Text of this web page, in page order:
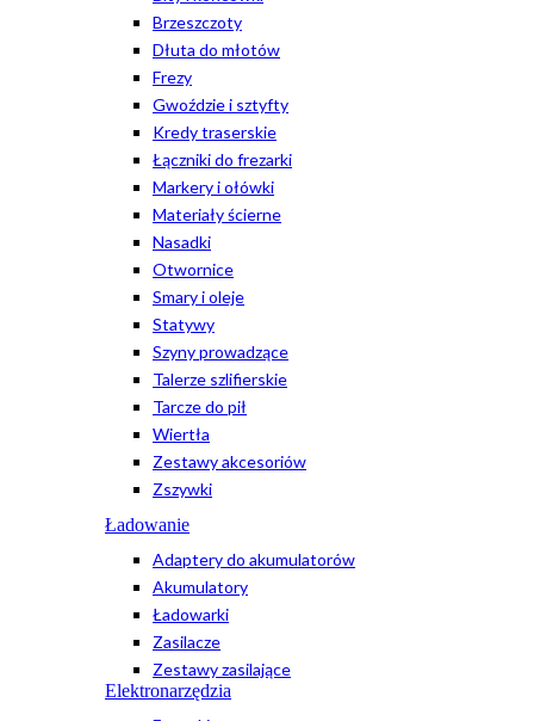
Brzeszczoty
Dłuta do młotów
Frezy
Gwoździe i sztyfty
Kredy traserskie
Łączniki do frezarki
Markery i ołówki
Materiały ścierne
Nasadki
Otwornice
Smary i oleje
Statywy
Szyny prowadzące
Talerze szlifierskie
Tarcze do pił
Wiertła
Zestawy akcesoriów
Zszywki
Ładowanie
Adaptery do akumulatorów
Akumulatory
Ładowarki
Zasilacze
Zestawy zasilające
Elektronarzędzia